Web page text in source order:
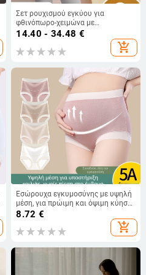
Σετ ρουχισμού εγκύου για
φθινόπωρο-χειμώνα με
δυνατότητα θηλασμού (πάνω
μέρος και παντελόνι) — μακρύ
μανίκι, πολυεστέρας 90–95%,
επενδύσεις στήθους
14.40 - 34.48 €
add_shopping_cart
Εσώρουχα εγκυμοσύνης με υψηλή
μέση, για πρώιμη και όψιμη κύηση,
plus size, αντιβακτηριακή
επένδυση καβάλου από 100%
βαμβάκι, υποστήριξη κοιλιάς
8.72 €
add_shopping_cart